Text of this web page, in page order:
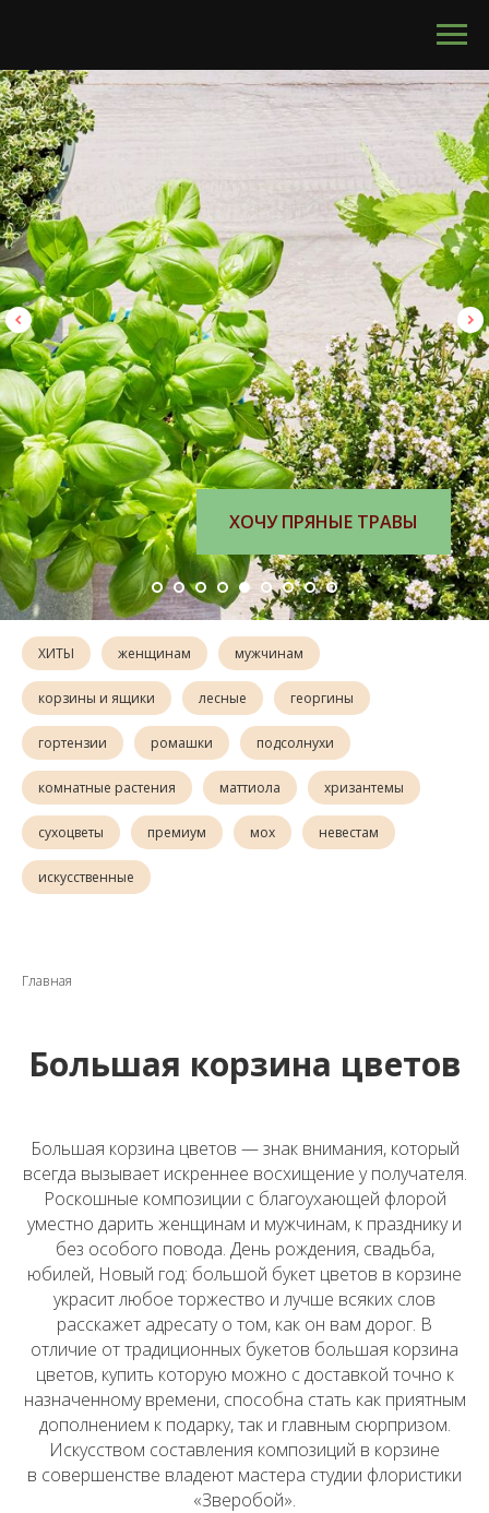
ШИКАРНЫЙ ПОДАРОК
для женщины
ЗАКАЗАТЬ КНИГУ
ХИТЫ женщинам мужчинам
корзины и ящики лесные георгины
гортензии ромашки подсолнухи
комнатные растения маттиола хризантемы
сухоцветы премиум мох невестам
искусственные
Главная
Большая корзина цветов
Большая корзина цветов — знак внимания, который
всегда вызывает искреннее восхищение у получателя.
Роскошные композиции с благоухающей флорой
уместно дарить женщинам и мужчинам, к празднику и
без особого повода. День рождения, свадьба,
юбилей, Новый год: большой букет цветов в корзине
украсит любое торжество и лучше всяких слов
расскажет адресату о том, как он вам дорог. В
отличие от традиционных букетов большая корзина
цветов, купить которую можно с доставкой точно к
назначенному времени, способна стать как приятным
дополнением к подарку, так и главным сюрпризом.
Искусством составления композиций в корзине
в совершенстве владеют мастера студии флористики
«Зверобой».